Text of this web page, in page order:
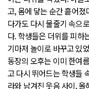
고, 몸에 닿는 순간 흩어
다가도 다시 물줄기 속으
다. 학생들은 더위를 피하
기마저 놀이로 바꾸고 있
동장의 오후는 이미 한여
고 다시 뛰어드는 학생들
라와 남겨진 웃음 사이,